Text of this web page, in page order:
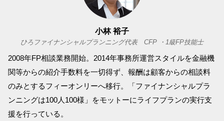
小林 裕子
ひろファイナンシャルプランニング代表 CFP ・1級FP技能士
2008年FP相談業務開始。2014年事務所運営スタイルを金融機
関等からの紹介手数料を一切得ず、報酬は顧客からの相談料
のみとするフィーオンリーへ移行。「ファイナンシャルプラ
ンニングは100人100様」をモットーにライフプランの実行支
援を行っている。